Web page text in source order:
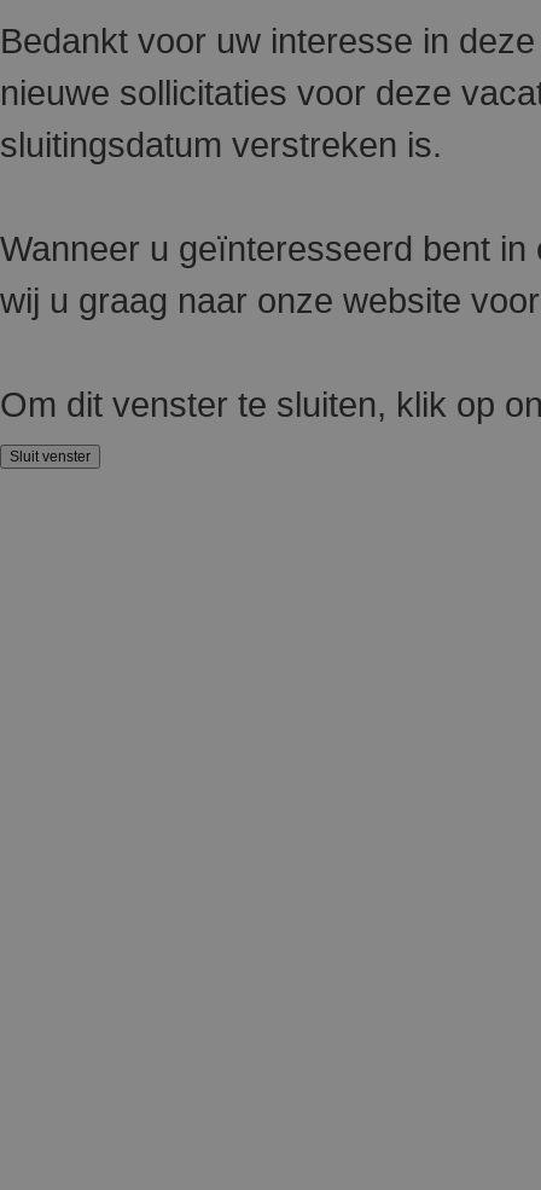
Bedankt voor uw interesse in
nieuwe sollicitaties voor deze
sluitingsdatum verstreken is.
Wanneer u geïnteresseerd bent
wij u graag naar onze website
Om dit venster te sluiten, klik op